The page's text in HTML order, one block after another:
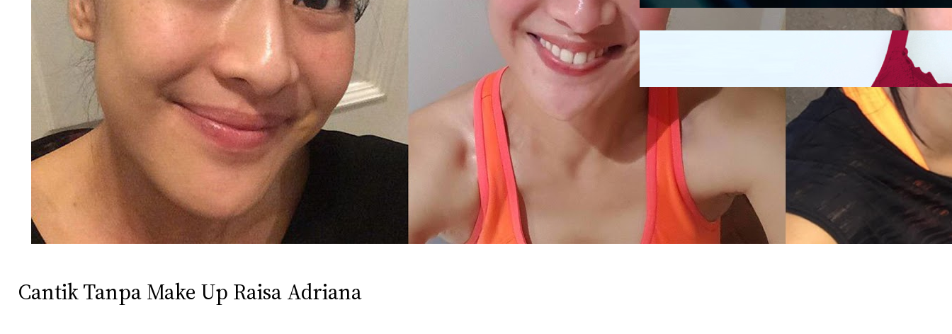
Cantik Tanpa Make Up Raisa Adriana
Mengintip Kepribadian
Wanita Dari Warna Bra